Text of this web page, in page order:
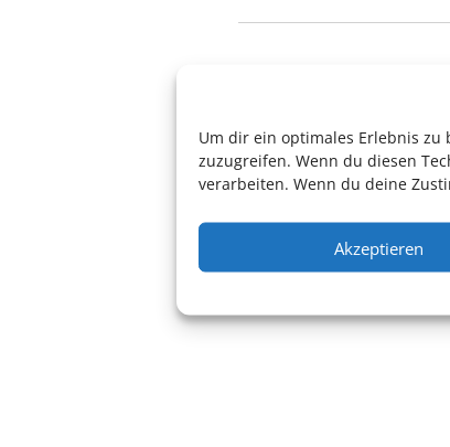
Um dir ein optimales Erlebnis
zuzugreifen. Wenn du diesen
verarbeiten. Wenn du deine
Akzeptieren
Theater ab 10